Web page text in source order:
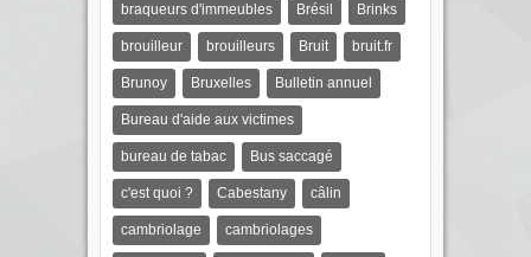
braqueurs d'immeubles Brésil Brinks
brouilleur brouilleurs Bruit bruit.fr
Brunoy Bruxelles Bulletin annuel
Bureau d'aide aux victimes
bureau de tabac Bus saccagé
c'est quoi ? Cabestany câlin
cambriolage cambriolages